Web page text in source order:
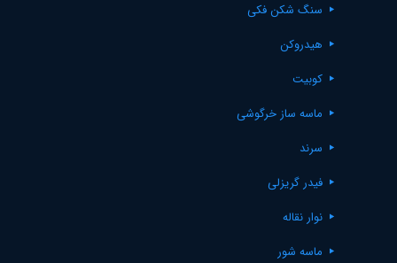
سنگ شکن فکی
هیدروکن
کوبیت
ماسه ساز خرگوشی
سرند
فیدر گریزلی
نوار نقاله
ماسه شور